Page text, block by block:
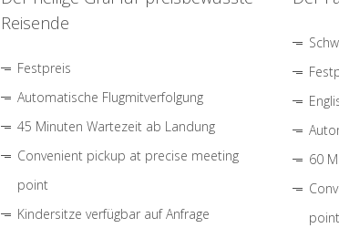
Reisende
Festpreis
Automatische Flugmitverfolgung
45 Minuten Wartezeit ab Landung
Convenient pickup at precise meeting
point
Kindersitze verfügbar auf Anfrage
60
point